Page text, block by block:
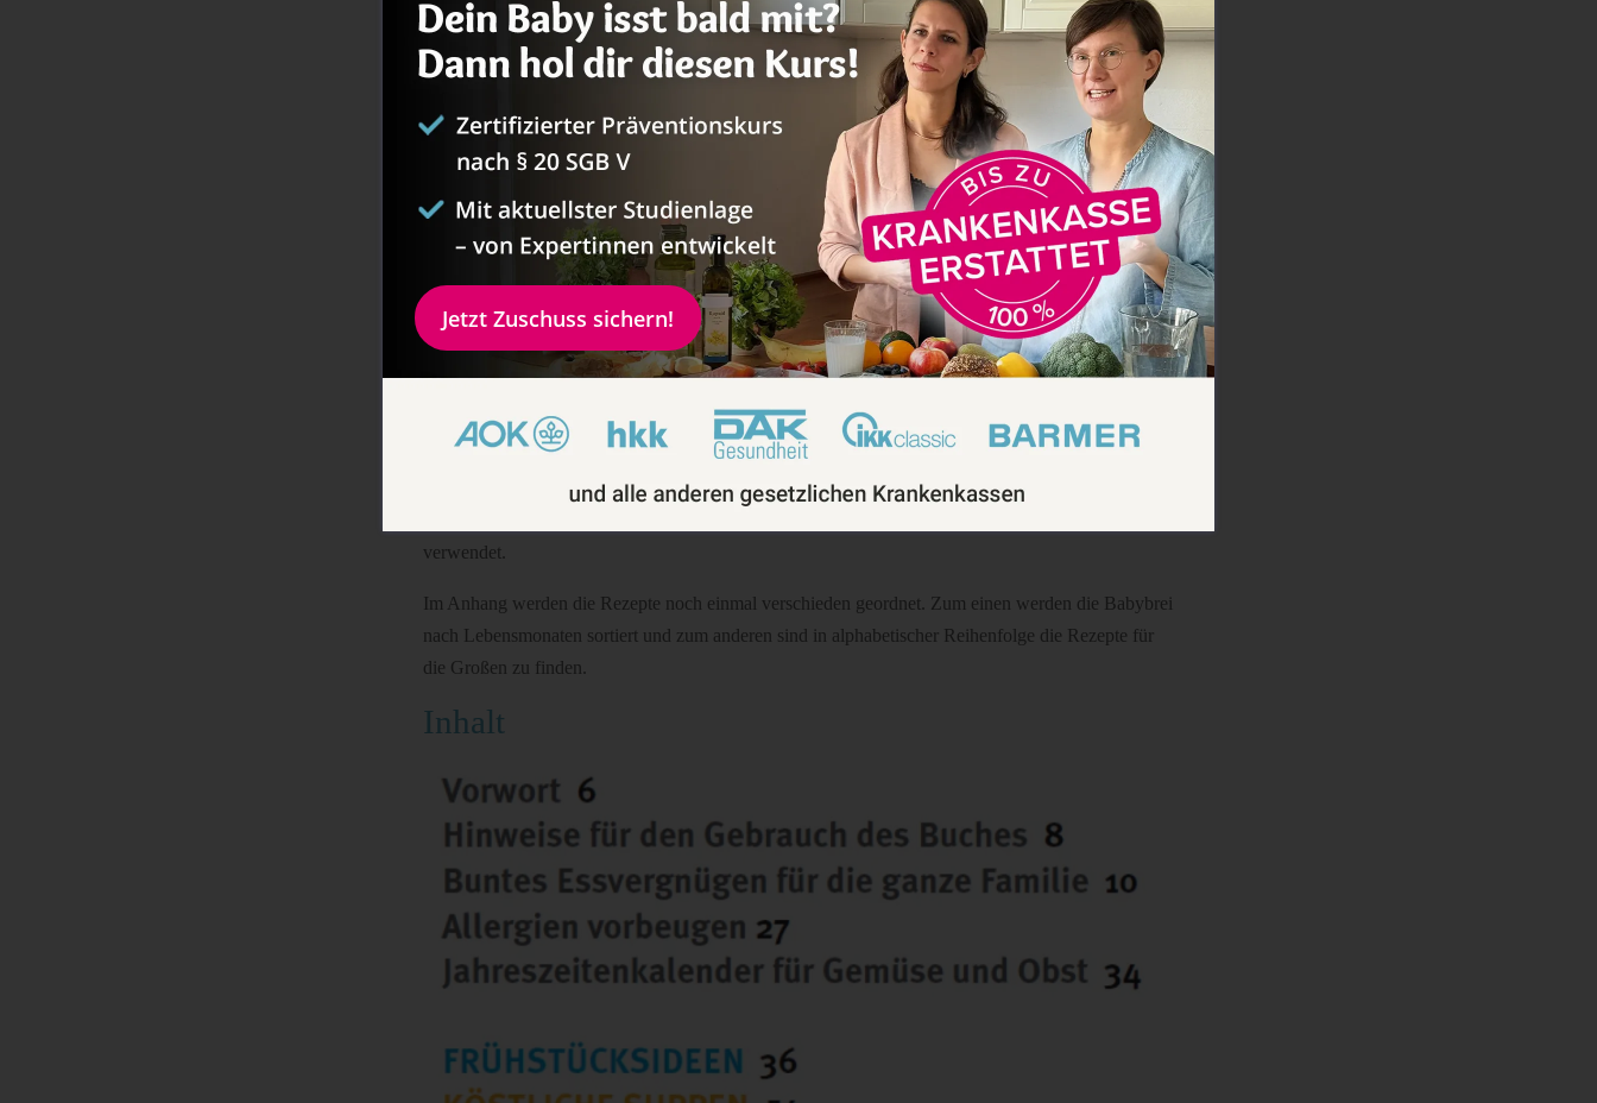
Ich möchte dir im Folgenden ein Kochbuch vorstellen, aus dem du super viele Rezepte auch für
deinen kleinen Essanfänger nehmen kannst.
Kochbuch Baby und Familie
Das Buch ist 152 Seiten dick und hat einiges zu bieten. Vom Aufbau her ist das Buch gut
strukturiert und übersichtlich gestaltet. Das Layout finde ich ebenfalls ansprechend.
Inhaltlich ist das Kochbuch so gestaltet, dass es erst eine ausführliche Einführung in die Thematik
des Baby- und Familienessens gibt. Auch werden Infos zu Allergien gegeben.
Ein Saisonkalender für Obst und Gemüse ist ebenfalls im Buch abgedruckt.
Anschließend folgen Rezepte für Frühstück, Zwischendurch, zum Snacken, Suppen und
Hauptspeisen. Hier wird unterschieden in süße und vegetarische Hauptspeisen sowie welche mit
verwendet.
Im Anhang werden die Rezepte noch einmal verschieden geordnet. Zum einen werden die Babybrei
nach Lebensmonaten sortiert und zum anderen sind in alphabetischer Reihenfolge die Rezepte für
die Großen zu finden.
Inhalt
Jetzt Zuschuss sichern!